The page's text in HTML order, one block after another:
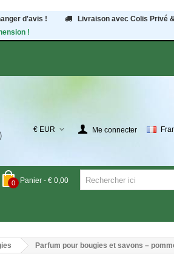
d'avis !
Livraison avec Colis Privé
!
€ EUR Me connecter
0 Panier - € 0,00
Parfum pour bougies et savons –